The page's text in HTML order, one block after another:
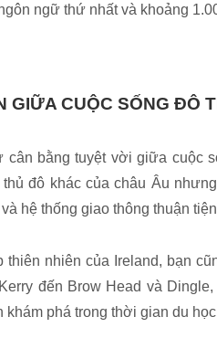
ngữ thứ nhất và khoảng
GIỮA CUỘC SỐNG ĐÔ
cân bằng tuyệt vời giữa cuộc
thủ đô khác của châu Âu
hệ thống giao thông thuận
thiên nhiên của Ireland, bạn
đến Brow Head và
khám phá trong thời gian du